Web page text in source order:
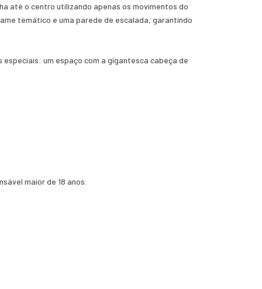
até o centro utilizando apenas os movimentos do
temático e uma parede de escalada, garantindo
um espaço com a gigantesca cabeça de
maior de 18 anos.